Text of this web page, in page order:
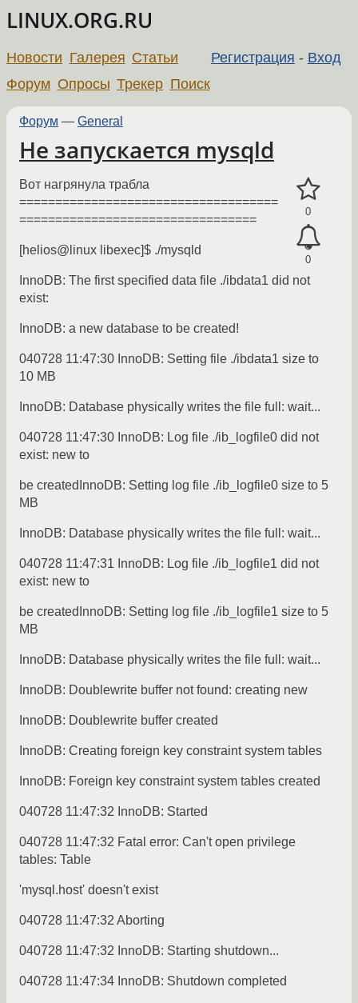
LINUX.ORG.RU
Регистрация - Вход
Новости Галерея Статьи
Форум Опросы Трекер Поиск
Форум — General
Не запускается mysqld
0
0
Вот нагрянула трабла
====================================
=================================
[helios@linux libexec]$ ./mysqld
InnoDB: The first specified data file ./ibdata1 did not
exist:
InnoDB: a new database to be created!
040728 11:47:30 InnoDB: Setting file ./ibdata1 size to
10 MB
InnoDB: Database physically writes the file full: wait...
040728 11:47:30 InnoDB: Log file ./ib_logfile0 did not
exist: new to
be createdInnoDB: Setting log file ./ib_logfile0 size to 5
MB
InnoDB: Database physically writes the file full: wait...
040728 11:47:31 InnoDB: Log file ./ib_logfile1 did not
exist: new to
be createdInnoDB: Setting log file ./ib_logfile1 size to 5
MB
InnoDB: Database physically writes the file full: wait...
InnoDB: Doublewrite buffer not found: creating new
InnoDB: Doublewrite buffer created
InnoDB: Creating foreign key constraint system tables
InnoDB: Foreign key constraint system tables created
040728 11:47:32 InnoDB: Started
040728 11:47:32 Fatal error: Can't open privilege
tables: Table
'mysql.host' doesn't exist
040728 11:47:32 Aborting
040728 11:47:32 InnoDB: Starting shutdown...
040728 11:47:34 InnoDB: Shutdown completed